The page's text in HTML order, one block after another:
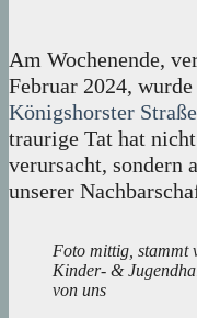
Am Wochenende,
Februar 2024,
Königshorster Straße
traurige Tat hat
verursacht, sondern
unserer
Foto mittig, stammt
Kinder- &
von uns